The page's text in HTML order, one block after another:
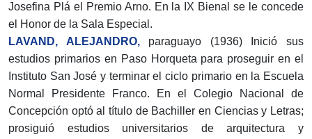
Josefina Plá el Premio Arno. En la IX Bienal se le concede
el Honor de la Sala Especial.
LAVAND, ALEJANDRO,paraguayo (1936) Inició sus
estudios primarios en Paso Horqueta para proseguir en el
Instituto San José y terminar el ciclo primario en la Escuela
Normal Presidente Franco. En el Colegio Nacional de
Concepción optó al título de Bachiller en Ciencias y Letras;
prosiguió estudios universitarios de arquitectura y